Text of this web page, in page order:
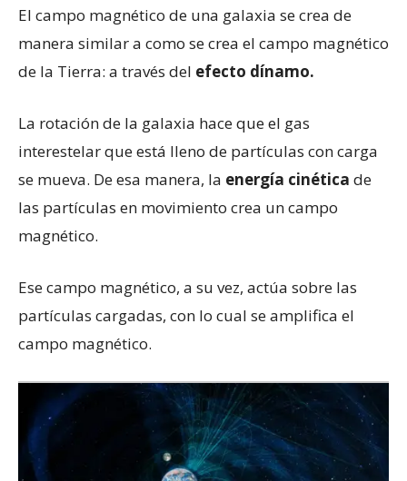
El campo magnético de una galaxia se crea de
manera similar a como se crea el campo magnético
de la Tierra: a través del efecto dínamo.
La rotación de la galaxia hace que el gas
interestelar que está lleno de partículas con carga
se mueva. De esa manera, la energía cinética de
las partículas en movimiento crea un campo
magnético.
Ese campo magnético, a su vez, actúa sobre las
partículas cargadas, con lo cual se amplifica el
campo magnético.